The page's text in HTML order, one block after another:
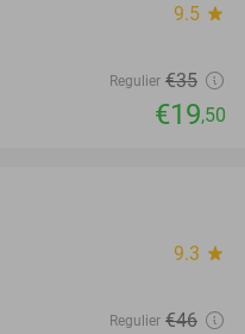
9.5 star
Regulier €35
€19,50
9.3 star
Regulier €46